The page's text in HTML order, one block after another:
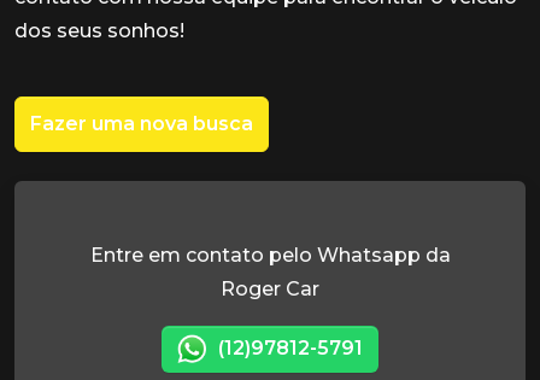
dos seus sonhos!
Fazer uma nova busca
Entre em contato pelo Whatsapp da
Roger Car
(12)97812-5791